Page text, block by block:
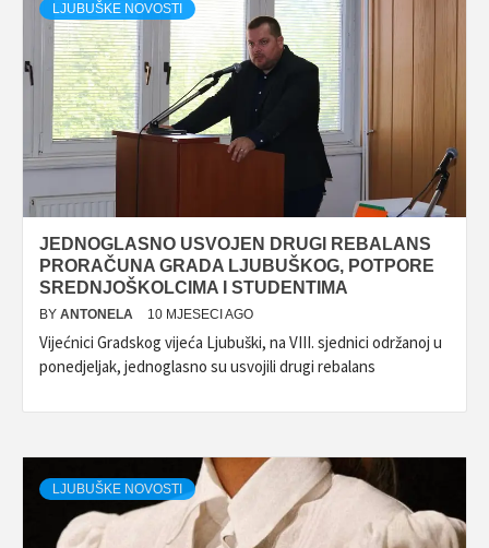
LJUBUŠKE NOVOSTI
JEDNOGLASNO USVOJEN DRUGI REBALANS
PRORAČUNA GRADA LJUBUŠKOG, POTPORE
SREDNJOŠKOLCIMA I STUDENTIMA
BY ANTONELA 10 MJESECI AGO
Vijećnici Gradskog vijeća Ljubuški, na VIII. sjednici održanoj u
ponedjeljak, jednoglasno su usvojili drugi rebalans
LJUBUŠKE NOVOSTI